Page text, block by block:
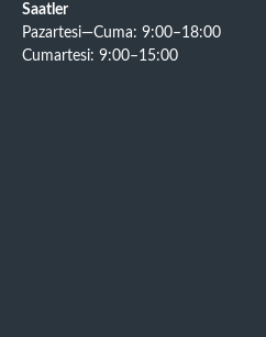
Saatler
Pazartesi—Cuma: 9:00–18:00
Cumartesi: 9:00–15:00